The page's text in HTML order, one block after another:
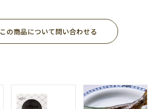
この商品について問い合わせる